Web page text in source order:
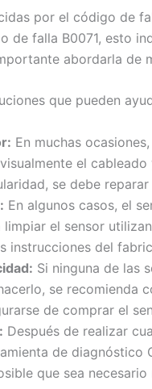
por el código de
de falla B0071, esto
abordarla de
que pueden
En muchas
el
se debe
En algunos casos, el
el sensor
instrucciones del
Si ninguna de las
se recomienda
de comprar el
Después de realizar
de
que sea